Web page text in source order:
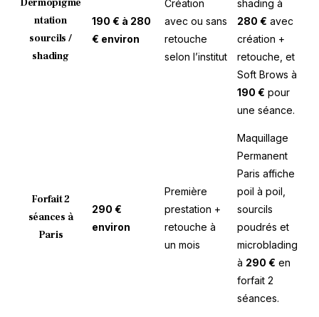
Dermopigme
ntation
sourcils /
shading
190 € à 280
€ environ
Création
avec ou sans
retouche
selon l’institut
shading à
280 € avec
création +
retouche, et
Soft Brows à
190 € pour
une séance.
Forfait 2
séances à
Paris
290 €
environ
Première
prestation +
retouche à
un mois
Maquillage
Permanent
Paris affiche
poil à poil,
sourcils
poudrés et
microblading
à 290 € en
forfait 2
séances.